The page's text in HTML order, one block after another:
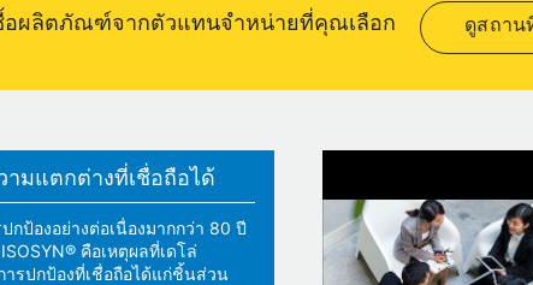
อผลิตภัณฑ์จากตัวแทนจำหน่ายที่คุณเลือก ดูสถาน
ามแตกต่างที่เชื่อถือได้
กป้องอย่างต่อเนื่องมากกว่า 80 ปี
คือเหตุผลที่เดโล่
ารปกป้องที่เชื่อถือได้แก่ชิ้นส่วน